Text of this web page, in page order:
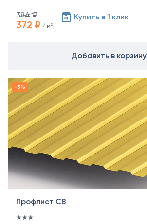
384 ₽
372 ₽ / м²
Купить в 1 клик
Добавить в корзину
Профлист С8